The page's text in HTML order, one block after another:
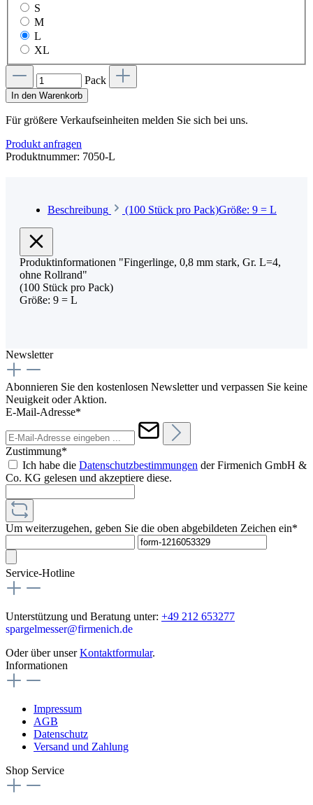
S
M
L
XL
Pack
In den Warenkorb
Für größere Verkaufseinheiten melden Sie sich bei uns.
Produkt anfragen
Produktnummer: 7050-L
Beschreibung (100 Stück pro Pack)Größe: 9 = L
Produktinformationen "Fingerlinge, 0,8 mm stark, Gr. L=4,
ohne Rollrand"
(100 Stück pro Pack)
Größe: 9 = L
Newsletter
Abonnieren Sie den kostenlosen Newsletter und verpassen Sie keine
Neuigkeit oder Aktion.
E-Mail-Adresse*
Zustimmung*
Ich habe die Datenschutzbestimmungen der Firmenich GmbH &
Co. KG gelesen und akzeptiere diese.
Um weiterzugehen, geben Sie die oben abgebildeten Zeichen ein*
Service-Hotline
Unterstützung und Beratung unter: +49 212 653277
spargelmesser@firmenich.de
Oder über unserKontaktformular.
Informationen
Impressum
AGB
Datenschutz
Versand und Zahlung
Shop Service